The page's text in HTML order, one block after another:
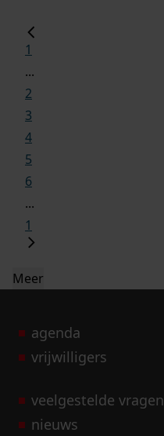
1
...
2
3
4
5
6
...
1
Meer
agenda
vrijwilligers
veelgestelde vragen
nieuws